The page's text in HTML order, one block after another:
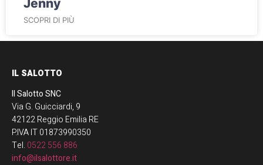
Jenny
SCOPRI DI PIÙ
IL SALOTTO
Il Salotto SNC
Via G. Guicciardi, 9
42122 Reggio Emilia RE
P.IVA IT 01873990350
Tel. 0522 556 886
info@ilsalottore.it